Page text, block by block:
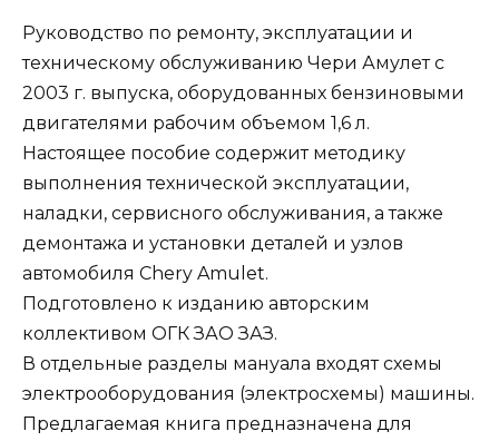
Руководство по ремонту, эксплуатации и
техническому обслуживанию Чери Амулет c
2003 г. выпуска, оборудованных бензиновыми
двигателями рабочим объемом 1,6 л.
Настоящее пособие содержит методику
выполнения технической эксплуатации,
наладки, сервисного обслуживания, а также
демонтажа и установки деталей и узлов
автомобиля Chery Amulet.
Подготовлено к изданию авторским
коллективом ОГК ЗАО ЗАЗ.
В отдельные разделы мануала входят схемы
электрооборудования (электросхемы) машины.
Предлагаемая книга предназначена для